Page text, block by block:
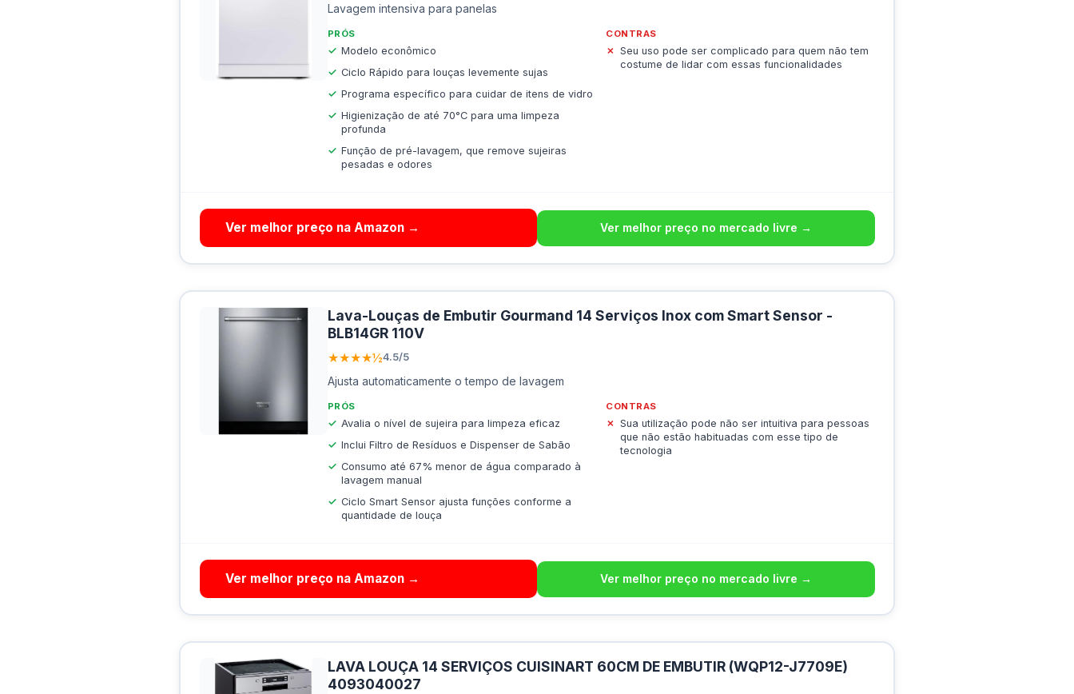
Lavagem intensiva para panelas
PRÓS
Modelo econômico
Ciclo Rápido para louças levemente sujas
Programa específico para cuidar de itens de vidro
Higienização de até 70°C para uma limpeza
profunda
Função de pré-lavagem, que remove sujeiras
pesadas e odores
CONTRAS
Seu uso pode ser complicado para quem não tem
costume de lidar com essas funcionalidades
Ver melhor preço na Amazon → Ver melhor preço no mercado livre →
Lava-Louças de Embutir Gourmand 14 Serviços Inox com Smart Sensor -
BLB14GR 110V
★★★★½4.5/5
Ajusta automaticamente o tempo de lavagem
PRÓS
Avalia o nível de sujeira para limpeza eficaz
Inclui Filtro de Resíduos e Dispenser de Sabão
Consumo até 67% menor de água comparado à
lavagem manual
Ciclo Smart Sensor ajusta funções conforme a
quantidade de louça
CONTRAS
Sua utilização pode não ser intuitiva para pessoas
que não estão habituadas com esse tipo de
tecnologia
Ver melhor preço na Amazon → Ver melhor preço no mercado livre →
LAVA LOUÇA 14 SERVIÇOS CUISINART 60CM DE EMBUTIR (WQP12-J7709E)
4093040027